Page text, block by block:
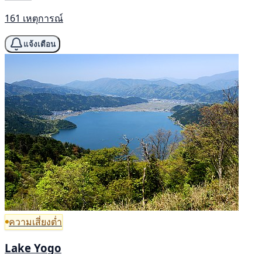
161 เหตุการณ์
แจ้งเตือน
ความเสี่ยงต่ำ
Lake Yogo